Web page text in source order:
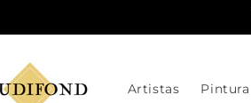
Artistas Pintura